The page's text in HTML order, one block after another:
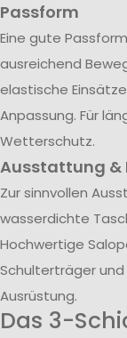
Passform
Eine gute
ausreichend
elastische
Anpassung. Für
Wetterschutz.
Ausstattung &
Zur sinnvollen
wasserdichte
Hochwertige
Schulterträger
Ausrüstung.
Das 3-